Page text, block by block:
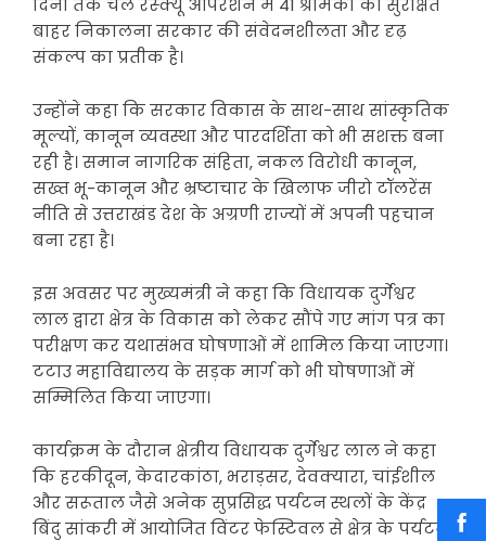
बाहर निकालना सरकार की संवेदनशीलता और दृढ़
संकल्प का प्रतीक है।
उन्होंने कहा कि सरकार विकास के साथ-साथ सांस्कृतिक
मूल्यों, कानून व्यवस्था और पारदर्शिता को भी सशक्त बना
रही है। समान नागरिक संहिता, नकल विरोधी कानून,
सख्त भू-कानून और भ्रष्टाचार के खिलाफ जीरो टॉलरेंस
नीति से उत्तराखंड देश के अग्रणी राज्यों में अपनी पहचान
बना रहा है।
इस अवसर पर मुख्यमंत्री ने कहा कि विधायक दुर्गेश्वर
लाल द्वारा क्षेत्र के विकास को लेकर सौंपे गए मांग पत्र का
परीक्षण कर यथासंभव घोषणाओं में शामिल किया जाएगा।
टटाउ महाविद्यालय के सड़क मार्ग को भी घोषणाओं में
सम्मिलित किया जाएगा।
कार्यक्रम के दौरान क्षेत्रीय विधायक दुर्गेश्वर लाल ने कहा
कि हरकीदून, केदारकांठा, भराड़सर, देवक्यारा, चांईशील
और सरूताल जैसे अनेक सुप्रसिद्ध पर्यटन स्थलों के केंद्र
बिंदु सांकरी में आयोजित विंटर फेस्टिवल से क्षेत्र के पर्यटन